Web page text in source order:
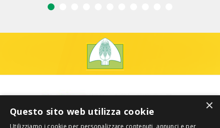
×
Questo sito web utilizza cookie
Utilizziamo i cookie per personalizzare contenuti, annunci e per